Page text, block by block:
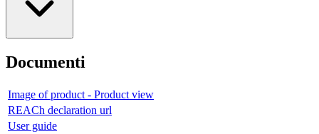
Documenti
Image of product - Product view
REACh declaration url
User guide